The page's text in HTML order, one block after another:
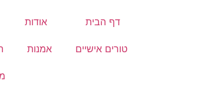
דף הבית אודות
טורים אישיים אמנות